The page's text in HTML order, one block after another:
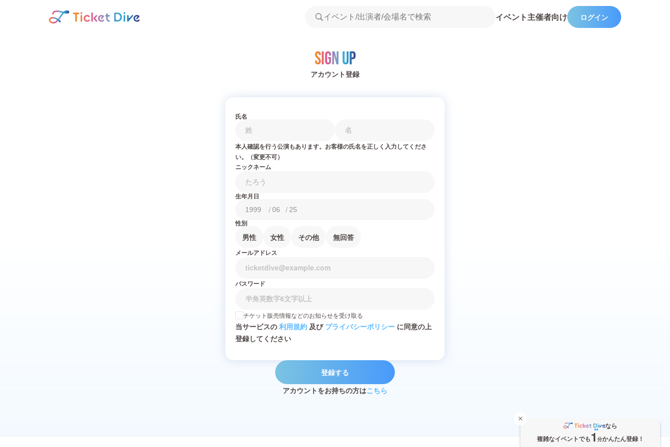
イベント主催者向け ログイン
Sign Up
アカウント登録
氏名
本人確認を行う公演もあります。お客様の氏名を正しく入力してくださ
い。（変更不可）
ニックネーム
生年月日
/ /
性別
男性 女性 その他 無回答
メールアドレス
パスワード
チケット販売情報などのお知らせを受け取る
当サービスの 利用規約 及び プライバシーポリシー に同意の上
登録してください
登録する
アカウントをお持ちの方はこちら
なら
複雑なイベントでも1 分かんたん登録！